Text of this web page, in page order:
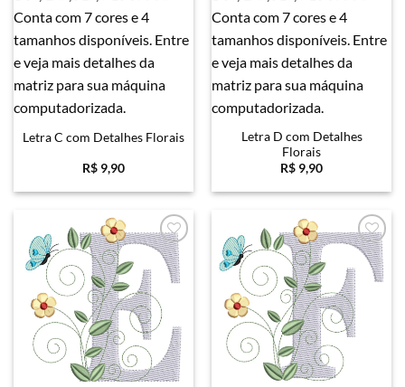
Letra C com Detalhes Florais
R$ 9,90
Letra D com Detalhes
Florais
R$ 9,90
Favoritar Favoritar